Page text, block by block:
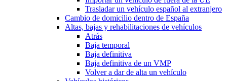
Trasladar un vehículo español al extranjero
Cambio de domicilio dentro de España
Altas, bajas y rehabilitaciones de vehículos
Atrás
Baja temporal
Baja definitiva
Baja definitiva de un VMP
Volver a dar de alta un vehículo